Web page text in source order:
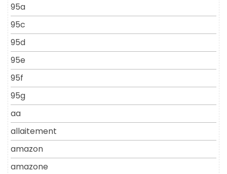
95a
95c
95d
95e
95f
95g
aa
allaitement
amazon
amazone